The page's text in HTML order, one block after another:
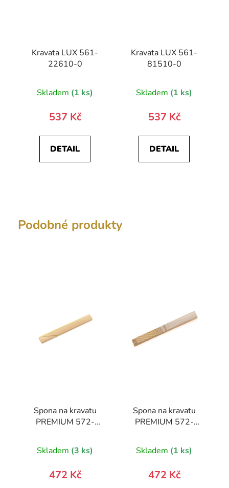
Kravata LUX 561-
22610-0
Skladem (1 ks)
537 Kč
DETAIL
Kravata LUX 561-
81510-0
Skladem (1 ks)
537 Kč
DETAIL
Podobné produkty
Spona na kravatu
PREMIUM 572-
Skladem (3 ks)
472 Kč
Spona na kravatu
PREMIUM 572-
Skladem (1 ks)
472 Kč